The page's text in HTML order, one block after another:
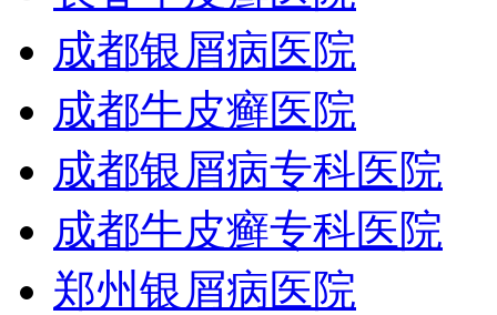
成都银屑病医院
成都牛皮癣医院
成都银屑病专科医院
成都牛皮癣专科医院
郑州银屑病医院